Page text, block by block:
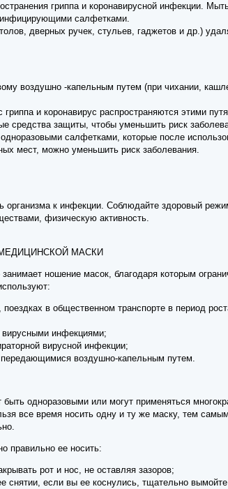
гриппа и коронавирусной инфекции.
салфетками.
дверных ручек, стульев, гаджетов и др.)
воздушно -капельным путем (при чихании,
гриппа и коронавирус распространяются этими
средства защиты, чтобы уменьшить риск
салфетками, которые после
мест, можно уменьшить риск заболевания.
организма к инфекции. Соблюдайте здоровый
физическую активность.
МАСКИ
ношение масок, благодаря которым
в общественном транспорте в период
вирусными инфекциями;
вирусной инфекции;
воздушно-капельным путем.
одноразовыми или могут применяться
все время носить одну и ту же маску, тем
правильно ее носить:
рот и нос, не оставляя зазоров;
снятии, если вы ее коснулись, тщательно